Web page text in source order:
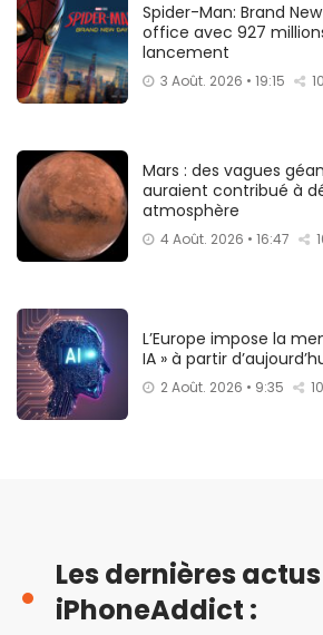
Spider-Man: Brand
office avec 927
lancement
3 Août. 2026 • 19:15 10
Mars : des vagues
auraient contribué à
atmosphère
4 Août. 2026 • 16:47
L’Europe impose la
IA » à partir
2 Août. 2026 • 9:35 10
Les dernières
iPhoneAddict :